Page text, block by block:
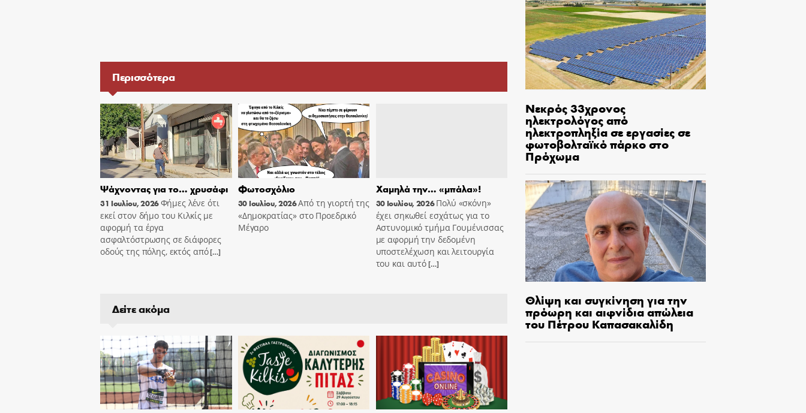
Περισσότερα
Ψάχνοντας για το… χρυσάφι
31 Ιουλίου, 2026Φήμες λένε ότι
εκεί στον δήμο του Κιλκίς με
αφορμή τα έργα
ασφαλτόστρωσης σε διάφορες
οδούς της πόλης, εκτός από[…]
Φωτοσχόλιο
30 Ιουλίου, 2026Από τη γιορτή της
«Δημοκρατίας» στο Προεδρικό
Μέγαρο
Χαμηλά την… «μπάλα»!
30 Ιουλίου, 2026Πολύ «σκόνη»
έχει σηκωθεί εσχάτως για το
Αστυνομικό τμήμα Γουμένισσας
με αφορμή την δεδομένη
υποστελέχωση και λειτουργία
του και αυτό[…]
Δείτε ακόμα
Νεκρός 33χρονος
ηλεκτρολόγος από
ηλεκτροπληξία σε εργασίες σε
φωτοβολταϊκό πάρκο στο
Πρόχωμα
Θλίψη και συγκίνηση για την
πρόωρη και αιφνίδια απώλεια
του Πέτρου Καπασακαλίδη